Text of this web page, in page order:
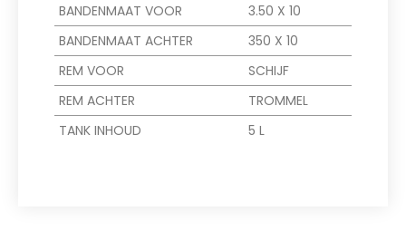
BANDENMAAT VOOR
3.50 X 10
BANDENMAAT ACHTER
350 X 10
REM VOOR
SCHIJF
REM ACHTER
TROMMEL
TANK INHOUD
5 L